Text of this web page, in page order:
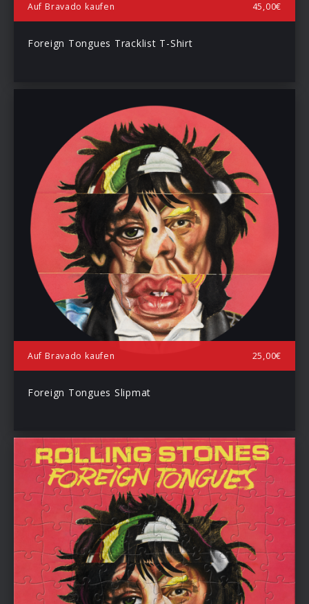
Auf Bravado kaufen 45,00€
Foreign Tongues Tracklist T-Shirt
Auf Bravado kaufen 25,00€
Foreign Tongues Slipmat